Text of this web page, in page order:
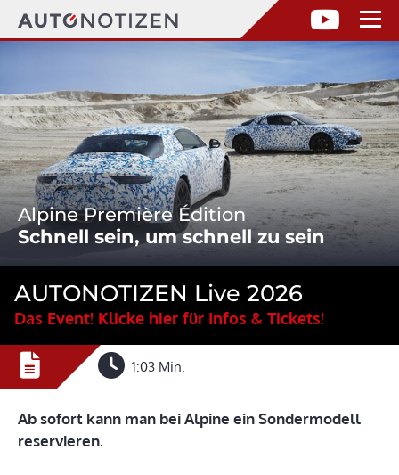
Alpine Première Édition
Schnell sein, um schnell zu sein
AUTONOTIZEN Live 2026
Das Event! Klicke hier für Infos & Tickets!
1:03 Min.
Ab sofort kann man bei Alpine ein Sondermodell
reservieren.